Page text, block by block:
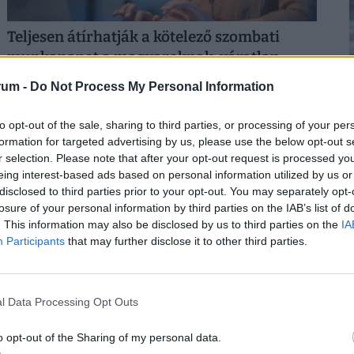
- Do Not Process My Personal Information
opt-out of the sale, sharing to third parties, or processing of your
for targeted advertising by us, please use the below opt-out
selection. Please note that after your opt-out request is processed
interest-based ads based on personal information utilized by us
to third parties prior to your opt-out. You may separately
of your personal information by third parties on the IAB’s list of
This information may also be disclosed by us to third parties on the
Participants that may further disclose it to other third parties.
Data Processing Opt Outs
opt-out of the Sharing of my personal data.
Teljesen átírhatják a kötelező szombati
munkanapot a magyaroknak: váratlan
javaslat érkezett
Kereskedelmi és Iparkamara (MKIK) a gazdaság
működőképességének megőrzése és az
energiaválság kezelése érdekében.
Kiderült, ekkora fizetéssel már jómódúnak